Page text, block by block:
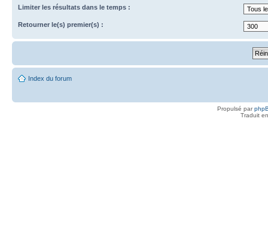
Limiter les résultats dans le temps :
Retourner le(s) premier(s) :
Index du forum
Propulsé par
Traduit